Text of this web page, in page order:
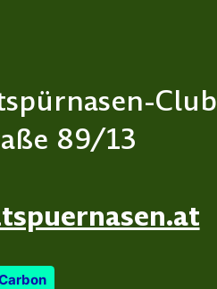
Club
89/13